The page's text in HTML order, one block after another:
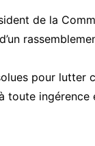
de la
pour lutter
toute